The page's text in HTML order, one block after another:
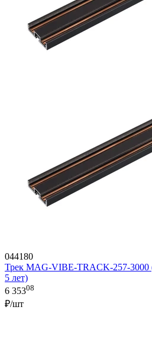
044180
Трек MAG-VIBE-TRACK-257-
5 лет)
6 35308
₽/шт